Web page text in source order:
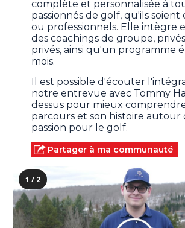
complète et personnalisée à
passionnés de golf, qu'ils
ou professionnels. Elle intègre
des coachings de groupe,
privés, ainsi qu'un programme
mois.
Il est possible d'écouter
notre entrevue avec Tommy
dessus pour mieux
parcours et son histoire autour
passion pour le golf.
Partager à ma communauté
1 / 2